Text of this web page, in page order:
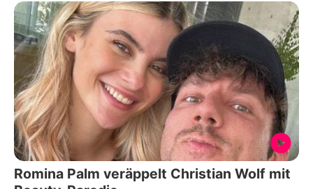
Romina Palm veräppelt Christian Wolf mit